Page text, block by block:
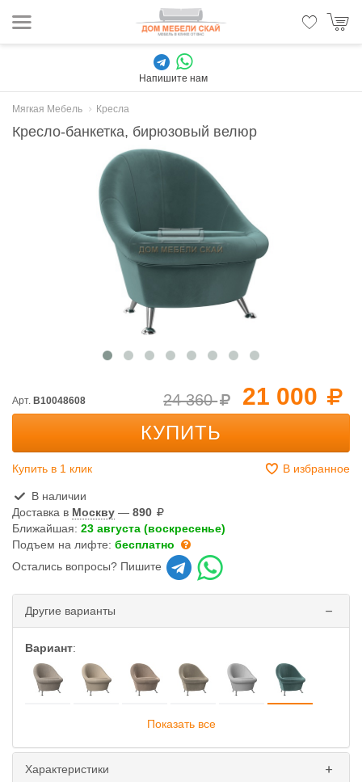
Напишите нам
Мягкая Мебель Кресла
Кресло-банкетка, бирюзовый велюр
21 000
24 360
Арт. B10048608
КУПИТЬ
Купить в 1 клик В избранное
В наличии
Доставка в Москву — 890
Ближайшая: 23 августа (воскресенье)
Подъем на лифте: бесплатно
Остались вопросы? Пишите
Другие варианты
Вариант:
Показать все
Характеристики